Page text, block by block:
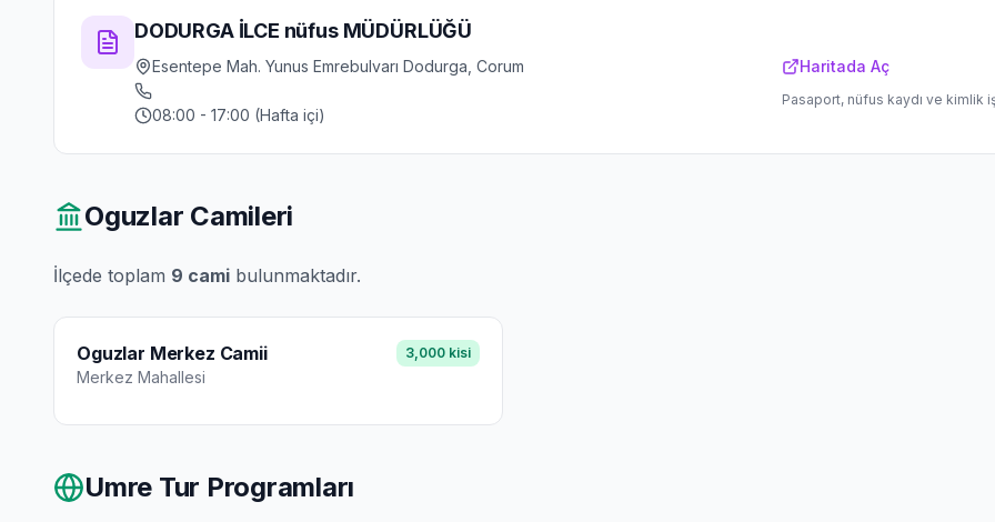
DODURGA İLCE nüfus MÜDÜRLÜĞÜ
Esentepe Mah. Yunus Emrebulvarı Dodurga, Corum
08:00 - 17:00 (Hafta içi)
Haritada Aç
Pasaport, nüfus kaydı ve kimlik
Oguzlar Camileri
İlçede toplam 9 cami bulunmaktadır.
Oguzlar Merkez Camii
Merkez Mahallesi
3,000 kisi
Umre Tur Programları